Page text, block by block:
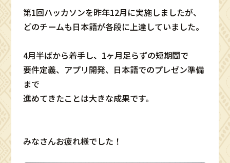
第1回ハッカソンを昨年12月に実施しましたが、
どのチームも日本語が各段に上達していました。
4月半ばから着手し、1ヶ月足らずの短期間で
要件定義、アプリ開発、日本語でのプレゼン準備
まで
進めてきたことは大きな成果です。
みなさんお疲れ様でした！